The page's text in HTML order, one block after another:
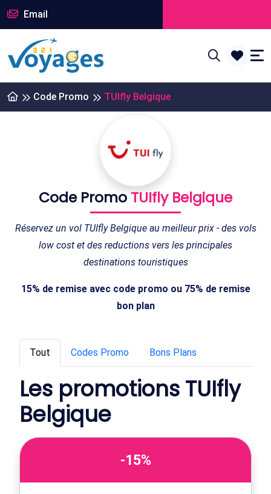
Email
Code Promo TUIfly Belgique
Code Promo TUIfly Belgique
Réservez un vol TUIfly Belgique au meilleur prix - des vols
low cost et des reductions vers les principales
destinations touristiques
15% de remise avec code promo ou 75% de remise
bon plan
Tout Codes Promo Bons Plans
Les promotions TUIfly
Belgique
-15%